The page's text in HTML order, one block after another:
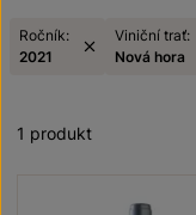
Ročník:
2021
Viniční trať:
Nová hora
1 produkt